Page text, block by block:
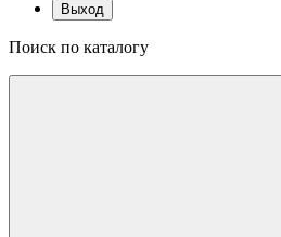
Выход
Поиск по каталогу